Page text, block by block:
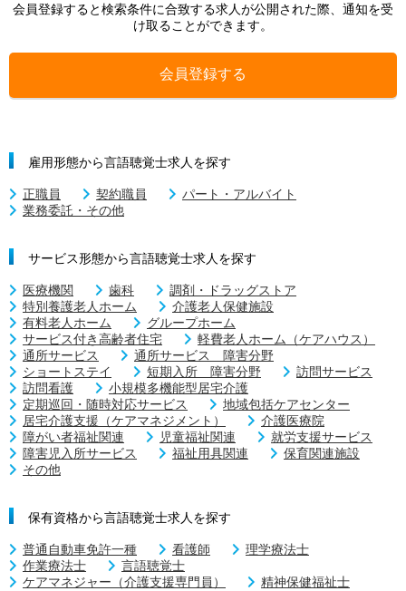
会員登録すると検索条件に合致する求人が公開された際、通知を受
け取ることができます。
会員登録する
雇用形態から言語聴覚士求人を探す
正職員 契約職員
パート・アルバイト
業務委託・その他
サービス形態から言語聴覚士求人を探す
医療機関 歯科
調剤・ドラッグストア
特別養護老人ホーム
介護老人保健施設
有料老人ホーム
グループホーム
サービス付き高齢者住宅
軽費老人ホーム（ケアハウス）
通所サービス
通所サービス 障害分野
ショートステイ
短期入所 障害分野
訪問サービス
訪問看護
小規模多機能型居宅介護
定期巡回・随時対応サービス
地域包括ケアセンター
居宅介護支援（ケアマネジメント）
介護医療院
障がい者福祉関連
児童福祉関連
就労支援サービス
障害児入所サービス
福祉用具関連
保育関連施設
その他
保有資格から言語聴覚士求人を探す
普通自動車免許一種 看護師
理学療法士
作業療法士
言語聴覚士
ケアマネジャー（介護支援専門員）
精神保健福祉士